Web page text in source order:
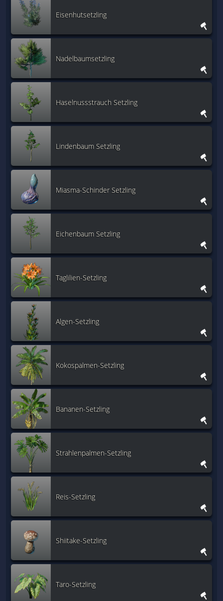
Eisenhutsetzling
Nadelbaumsetzling
Haselnussstrauch Setzling
Lindenbaum Setzling
Miasma-Schinder Setzling
Eichenbaum Setzling
Taglilien-Setzling
Algen-Setzling
Kokospalmen-Setzling
Bananen-Setzling
Strahlenpalmen-Setzling
Reis-Setzling
Shiitake-Setzling
Taro-Setzling